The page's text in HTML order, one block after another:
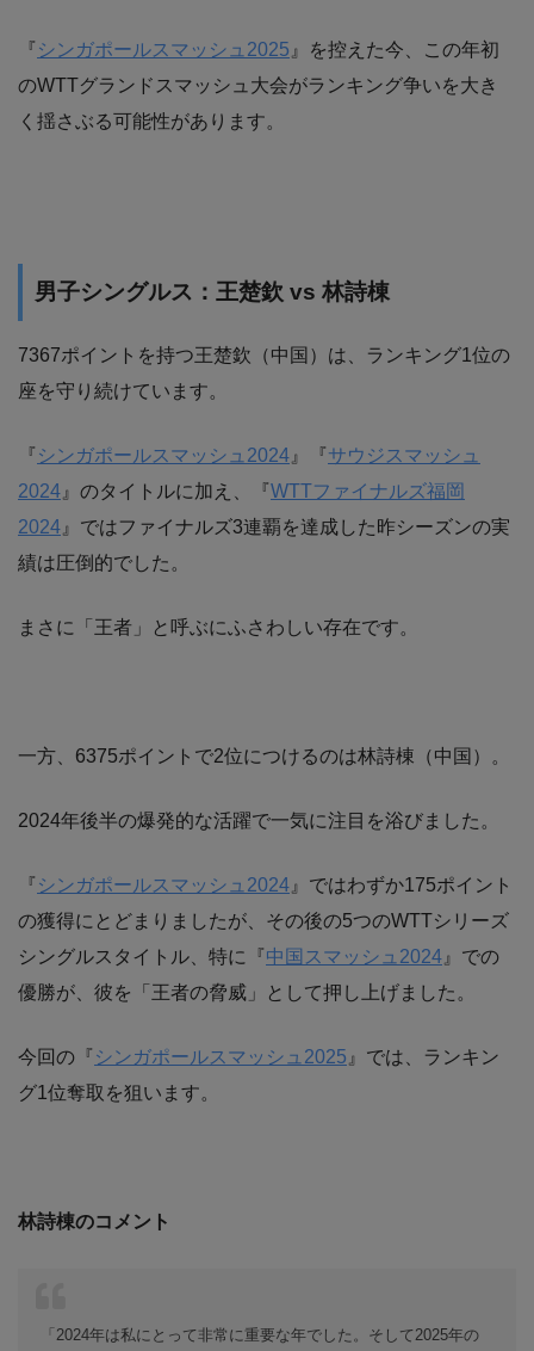
『 シンガポールスマッシュ2025 』を控えた今、この年初
のWTTグランドスマッシュ大会がランキング争いを大き
く揺さぶる可能性があります。
男子シングルス：王楚欽 vs 林詩棟
7367ポイントを持つ王楚欽（中国）は、ランキング1位の
座を守り続けています。
『 シンガポールスマッシュ2024 』『サウジスマッシュ
2024 』のタイトルに加え、『WTTファイナルズ福岡
2024 』ではファイナルズ3連覇を達成した昨シーズンの実
績は圧倒的でした。
まさに「王者」と呼ぶにふさわしい存在です。
一方、6375ポイントで2位につけるのは林詩棟（中国）。
2024年後半の爆発的な活躍で一気に注目を浴びました。
『 シンガポールスマッシュ2024 』ではわずか175ポイント
の獲得にとどまりましたが、その後の5つのWTTシリーズ
シングルスタイトル、特に『中国スマッシュ2024 』での
優勝が、彼を「王者の脅威」として押し上げました。
今回の『 シンガポールスマッシュ2025 』では、ランキン
グ1位奪取を狙います。
林詩棟のコメント
「2024年は私にとって非常に重要な年でした。そして2025年の